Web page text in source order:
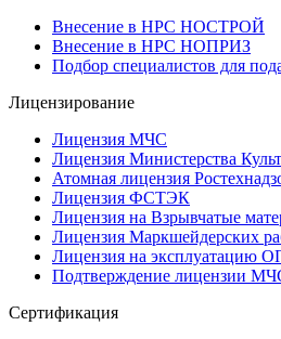
Внесение в НРС НОСТРОЙ
Внесение в НРС НОПРИЗ
Подбор специалистов для
Лицензирование
Лицензия МЧС
Лицензия Министерства
Атомная лицензия
Лицензия ФСТЭК
Лицензия на Взрывчатые
Лицензия Маркшейдерских
Лицензия на эксплуатацию
Подтверждение лицензии
Сертификация